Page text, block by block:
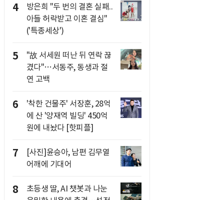
4
방은희 "두 번의 결혼 실패..
아들 허락받고 이혼 결심"
('특종세상')
5
"故 서세원 떠난 뒤 연락 끊
겼다"…서동주, 동생과 절
연 고백
6
'착한 건물주' 서장훈, 28억
에 산 '양재역 빌딩' 450억
원에 내놨다 [핫피플]
7
[사진]윤승아, 남편 김무열
어깨에 기대어
8
초등생 딸, AI 챗봇과 나눈